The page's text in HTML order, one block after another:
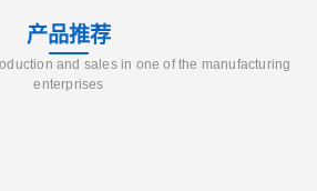
产品推荐
and sales in one of the manufacturing
enterprises